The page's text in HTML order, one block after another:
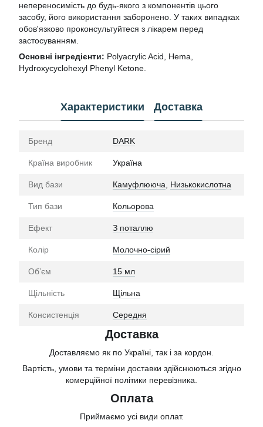
непереносимість до будь-якого з компонентів цього
засобу, його використання заборонено. У таких випадках
обов'язково проконсультуйтеся з лікарем перед
застосуванням.
Основні інгредієнти: Polyacrylic Acid, Hema,
Hydroxycyclohexyl Phenyl Ketone.
Характеристики Доставка
Бренд DARK
Країна виробник Україна
Вид бази Камуфлююча Низькокислотна
Тип бази Кольорова
Ефект З поталлю
Колір Молочно-сірий
Обʼєм 15 мл
Щільність Щільна
Консистенція Середня
Доставка
Доставляємо як по Україні, так і за кордон.
Вартість, умови та терміни доставки здійснюються згідно
комерційної політики перевізника.
Оплата
Приймаємо усі види оплат.